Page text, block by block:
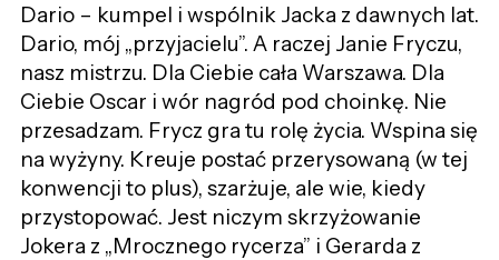
Dario – kumpel i wspólnik Jacka z dawnych lat.
Dario, mój „przyjacielu”. A raczej Janie Fryczu,
nasz mistrzu. Dla Ciebie cała Warszawa. Dla
Ciebie Oscar i wór nagród pod choinkę. Nie
przesadzam. Frycz gra tu rolę życia. Wspina się
na wyżyny. Kreuje postać przerysowaną (w tej
konwencji to plus), szarżuje, ale wie, kiedy
przystopować. Jest niczym skrzyżowanie
Jokera z „Mrocznego rycerza” i Gerarda z